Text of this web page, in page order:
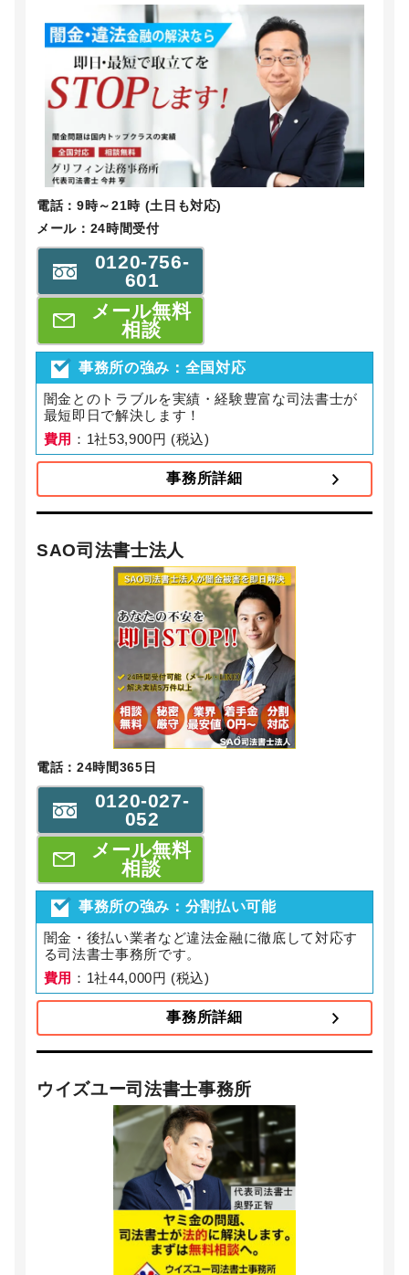
電話：9時～21時 (土日も対応)
メール：24時間受付
0120-756-
601
メール無料
相談
事務所の強み：全国対応
闇金とのトラブルを実績・経験豊富な司法書士が
最短即日で解決します！
費用 ：1社53,900円 (税込)
事務所詳細
SAO司法書士法人
電話：24時間365日
0120-027-
052
メール無料
相談
事務所の強み：分割払い可能
闇金・後払い業者など違法金融に徹底して対応す
る司法書士事務所です。
費用 ：1社44,000円 (税込)
事務所詳細
ウイズユー司法書士事務所